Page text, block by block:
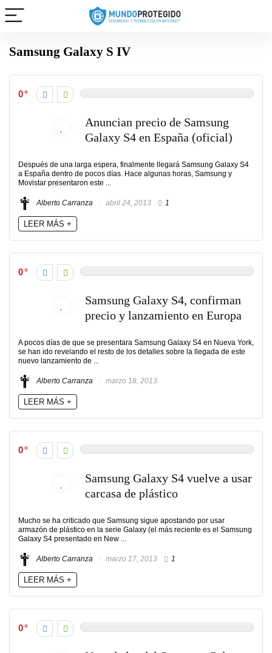
Samsung Galaxy S IV
0
Anuncian precio de Samsung
Galaxy S4 en España (oficial)
Después de una larga espera, finalmente llegará Samsung Galaxy S4
a España dentro de pocos días. Hace algunas horas, Samsung y
Movistar presentaron este ...
Alberto Carranza abril 24, 2013 1
LEER MÁS +
0
Samsung Galaxy S4, confirman
precio y lanzamiento en Europa
A pocos días de que se presentara Samsung Galaxy S4 en Nueva York,
se han ido revelando el resto de los detalles sobre la llegada de este
nuevo lanzamiento de ...
Alberto Carranza marzo 18, 2013
LEER MÁS +
0
Samsung Galaxy S4 vuelve a usar
carcasa de plástico
Mucho se ha criticado que Samsung sigue apostando por usar
armazón de plástico en la serie Galaxy (el más reciente es el Samsung
Galaxy S4 presentado en New ...
Alberto Carranza marzo 17, 2013 1
LEER MÁS +
0